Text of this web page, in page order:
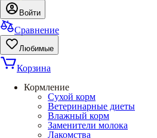
Войти
Сравнение
Любимые
Корзина
Кормление
Сухой корм
Ветеринарные диеты
Влажный корм
Заменители молока
Лакомства